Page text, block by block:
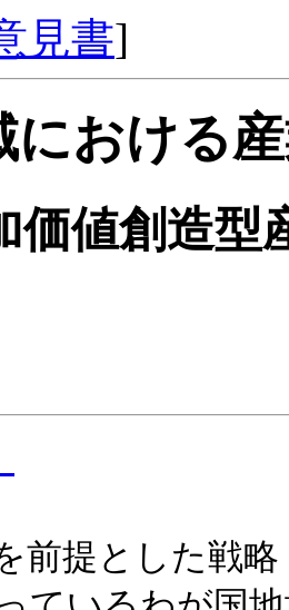
見書]
における
値創造型
前提とした戦